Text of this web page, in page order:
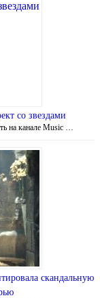
со звездами
на канале Music …
скандальную